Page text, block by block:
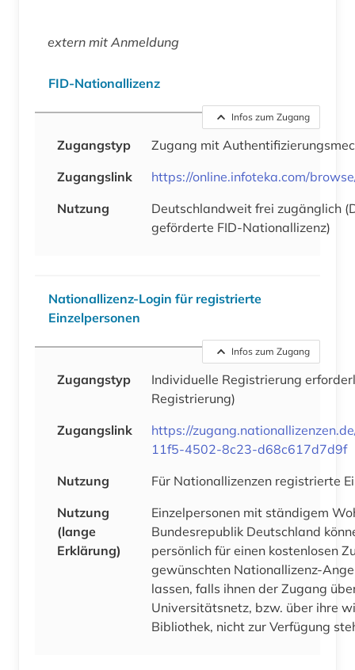
extern mit Anmeldung
FID-Nationallizenz
Infos zum Zugang
Zugangstyp
Zugang mit
Zugangslink
https://online.infoteka.com/
Nutzung
Deutschlandweit frei zugänglich
geförderte FID-Nationallizenz)
Nationallizenz-Login für registrierte
Einzelpersonen
Infos zum Zugang
Zugangstyp
Individuelle Registrierung
Registrierung)
Zugangslink
https://
11f5-4502-8c23-d68c617d7d9f
Nutzung
Für Nationallizenzen registrierte
Nutzung
(lange
Erklärung)
Einzelpersonen mit ständigem
Bundesrepublik Deutschland
persönlich für einen kostenlosen
gewünschten Nationallizenz-
lassen, falls ihnen der Zugang
Universitätsnetz, bzw. über ihre
Bibliothek, nicht zur Verfügung